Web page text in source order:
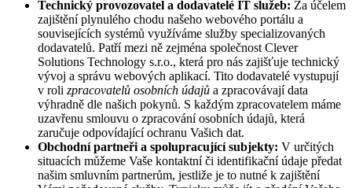
Technický provozovatel a dodavatelé IT služeb: Za účelem
zajištění plynulého chodu našeho webového portálu a
souvisejících systémů využíváme služby specializovaných
dodavatelů. Patří mezi ně zejména společnost Clever
Solutions Technology s.r.o., která pro nás zajišťuje technický
vývoj a správu webových aplikací. Tito dodavatelé vystupují
v roli zpracovatelů osobních údajů a zpracovávají data
výhradně dle našich pokynů. S každým zpracovatelem máme
uzavřenu smlouvu o zpracování osobních údajů, která
zaručuje odpovídající ochranu Vašich dat.
Obchodní partneři a spolupracující subjekty: V určitých
situacích můžeme Vaše kontaktní či identifikační údaje předat
našim smluvním partnerům, jestliže je to nutné k zajištění